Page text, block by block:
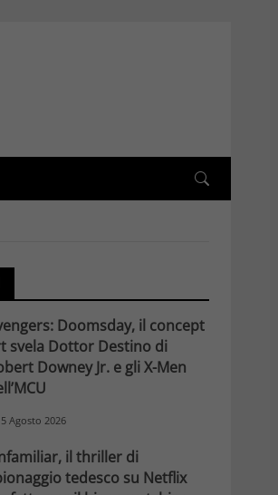
Doomsday, il concept
svela Dottor Destino di
Downey Jr. e gli X-Men
5 Agosto 2026
il thriller di
tedesco su Netflix